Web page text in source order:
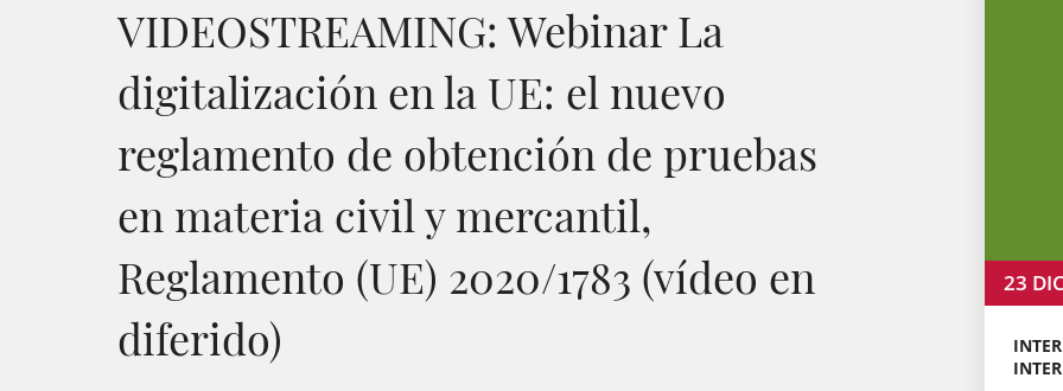
VIDEOSTREAMING: Webinar La
digitalización en la UE: el nuevo
reglamento de obtención de pruebas
en materia civil y mercantil,
Reglamento (UE) 2020/1783 (vídeo en
diferido)
23